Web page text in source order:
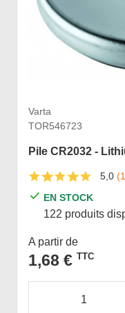
Varta
TOR546723
Pile CR2032 -
5,0
EN STOCK
122 produits
A partir de
1,68 € TTC